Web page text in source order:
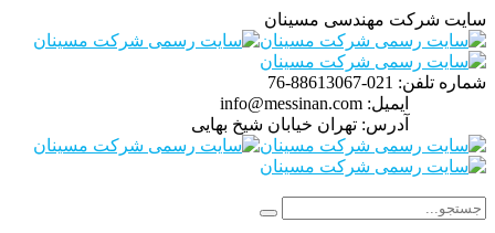
سایت شرکت مهندسی مسینان
شماره تلفن: 021-88613067-76
ایمیل: info@messinan.com
آدرس: تهران خیابان شیخ بهایی